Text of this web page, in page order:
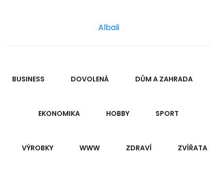
Albali
BUSINESS DOVOLENÁ DŮM A ZAHRADA
EKONOMIKA HOBBY SPORT
VÝROBKY WWW ZDRAVÍ ZVÍŘATA